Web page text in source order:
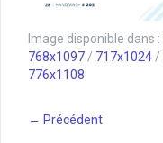
Image disponible dans :
768x1097 / 717x1024 /
776x1108
← Précédent